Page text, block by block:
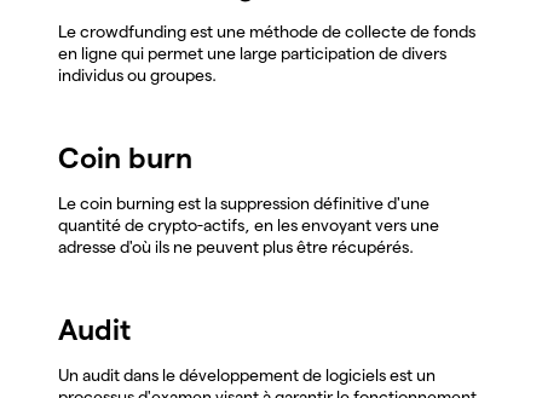
Le crowdfunding est une méthode de collecte de fonds
en ligne qui permet une large participation de divers
individus ou groupes.
Coin burn
Le coin burning est la suppression définitive d'une
quantité de crypto-actifs, en les envoyant vers une
adresse d'où ils ne peuvent plus être récupérés.
Audit
Un audit dans le développement de logiciels est un